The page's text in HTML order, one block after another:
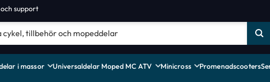
support
i massor Universaldelar Moped MC ATV Minicross Promenadscooters